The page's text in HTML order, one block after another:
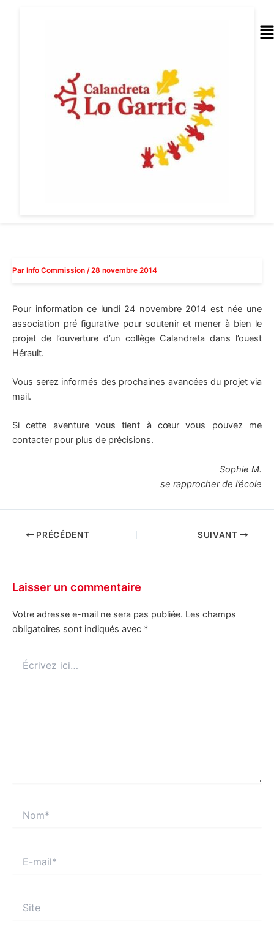
Par Info Commission /28 novembre 2014
Pour information ce lundi 24 novembre 2014 est née une
association pré figurative pour soutenir et mener à bien le
projet de l’ouverture d’un collège Calandreta dans l’ouest
Hérault.
Vous serez informés des prochaines avancées du projet via
mail.
Si cette aventure vous tient à cœur vous pouvez me
contacter pour plus de précisions.
Sophie M.
se rapprocher de l’école
PRÉCÉDENT SUIVANT
Laisser un commentaire
Votre adresse e-mail ne sera pas publiée. Les champs
obligatoires sont indiqués avec *
ici…
mail*